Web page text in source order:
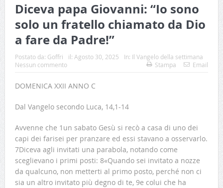
Diceva papa Giovanni: “Io sono
solo un fratello chiamato da Dio
a fare da Padre!”
Postato da: Goffri il: Agosto 30, 2025 In: Il Vangelo della settimana
Nessun commento
Stampa Email
DOMENICA XXII ANNO C
Dal Vangelo secondo Luca, 14,1-14
Avvenne che 1un sabato Gesù si recò a casa di uno dei
capi dei farisei per pranzare ed essi stavano a osservarlo.
7Diceva agli invitati una parabola, notando come
sceglievano i primi posti: 8«Quando sei invitato a nozze
da qualcuno, non metterti al primo posto, perché non ci
sia un altro invitato più degno di te, 9e colui che ha